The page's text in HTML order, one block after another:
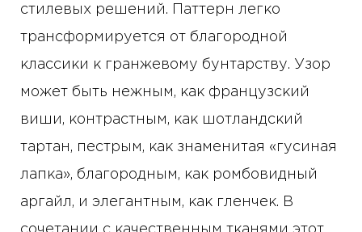
стилевых решений. Паттерн легко
трансформируется от благородной
классики к гранжевому бунтарству. Узор
может быть нежным, как французский
виши, контрастным, как шотландский
тартан, пестрым, как знаменитая «гусиная
лапка», благородным, как ромбовидный
аргайл, и элегантным, как гленчек. В